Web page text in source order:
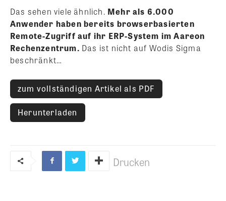
Das sehen viele ähnlich. Mehr als 6.000
Anwender haben bereits browserbasierten
Remote-Zugriff auf ihr ERP-System im Aareon
Rechenzentrum. Das ist nicht auf Wodis Sigma
beschränkt…
zum vollständigen Artikel als PDF
Herunterladen
Drucken